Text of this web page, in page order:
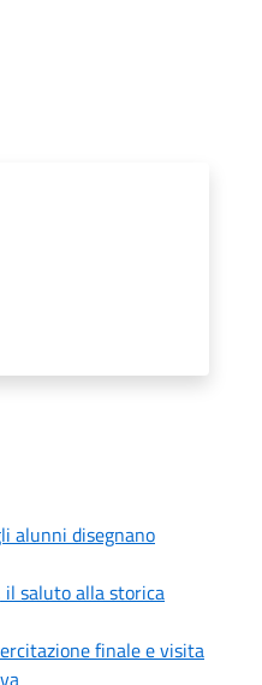
alunni disegnano
il saluto alla storica
finale e visita